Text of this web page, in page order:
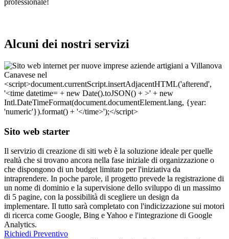
professionale!
Alcuni dei nostri servizi
Sito web starter
Il servizio di creazione di siti web è la soluzione ideale per quelle
realtà che si trovano ancora nella fase iniziale di organizzazione o
che dispongono di un budget limitato per l'iniziativa da
intraprendere. In poche parole, il progetto prevede la registrazione di
un nome di dominio e la supervisione dello sviluppo di un massimo
di 5 pagine, con la possibilità di scegliere un design da
implementare. Il tutto sarà completato con l'indicizzazione sui motori
di ricerca come Google, Bing e Yahoo e l'integrazione di Google
Analytics.
Richiedi Preventivo